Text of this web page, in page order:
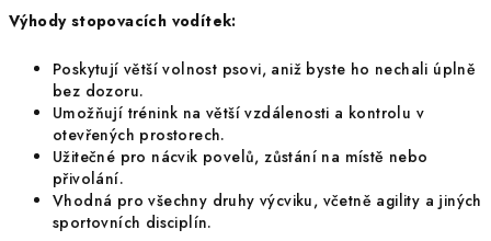
Výhody stopovacích vodítek:
Poskytují větší volnost psovi, aniž byste ho nechali úplně
bez dozoru.
Umožňují trénink na větší vzdálenosti a kontrolu v
otevřených prostorech.
Užitečné pro nácvik povelů, zůstání na místě nebo
přivolání.
Vhodná pro všechny druhy výcviku, včetně agility a jiných
sportovních disciplín.